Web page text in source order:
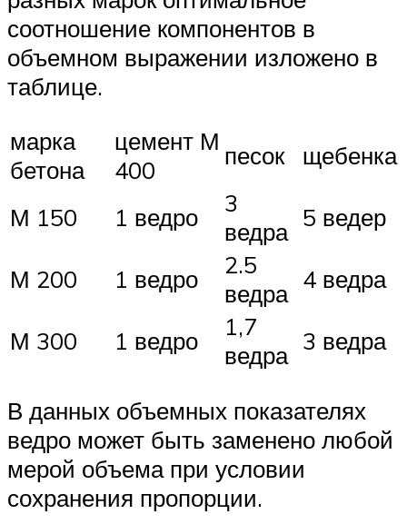
соотношение компонентов в
объемном выражении изложено в
таблице.
марка
бетона
цемент М
400
песок щебенка
М 150 1 ведро
3
ведра 5 ведер
М 200 1 ведро
2.5
ведра 4 ведра
М 300 1 ведро
1,7
ведра 3 ведра
В данных объемных показателях
ведро может быть заменено любой
мерой объема при условии
сохранения пропорции.